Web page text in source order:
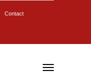
Contact